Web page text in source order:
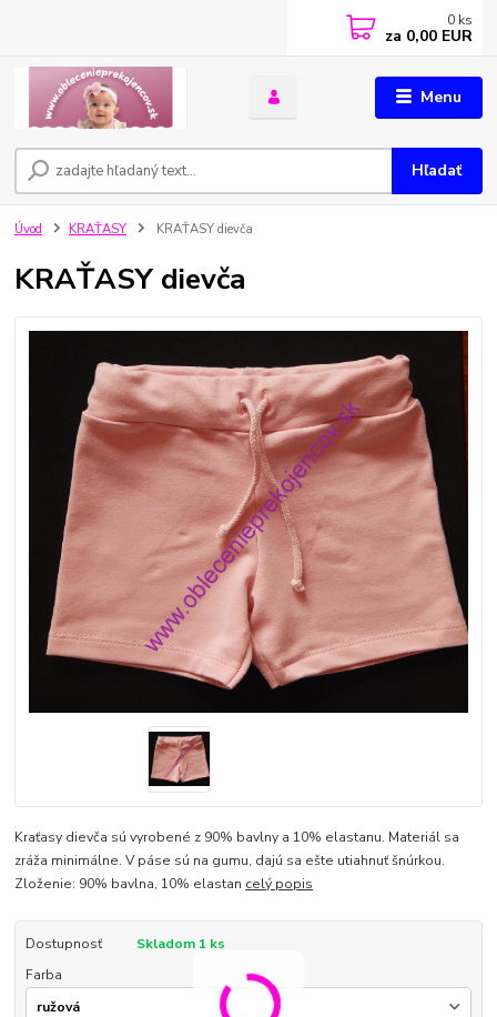
Menu
Hľadať
0 ks
za 0,00 EUR
Úvod KRAŤASY KRAŤASY dievča
KRAŤASY dievča
Kraťasy dievča sú vyrobené z 90% bavlny a 10% elastanu. Materiál sa
zráža minimálne. V páse sú na gumu, dajú sa ešte utiahnuť šnúrkou.
Zloženie: 90% bavlna, 10% elastan celý popis
Dostupnosť
Skladom 1 ks
Farba